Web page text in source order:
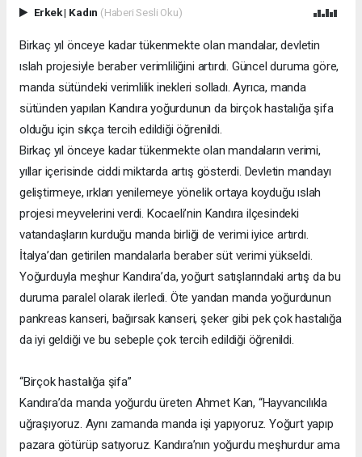
Erkek| Kadın (Haberi Sesli Oku)
Birkaç yıl önceye kadar tükenmekte olan mandalar, devletin
ıslah projesiyle beraber verimliliğini artırdı. Güncel duruma göre,
manda sütündeki verimlilik inekleri solladı. Ayrıca, manda
sütünden yapılan Kandıra yoğurdunun da birçok hastalığa şifa
olduğu için sıkça tercih edildiği öğrenildi.
Birkaç yıl önceye kadar tükenmekte olan mandaların verimi,
yıllar içerisinde ciddi miktarda artış gösterdi. Devletin mandayı
geliştirmeye, ırkları yenilemeye yönelik ortaya koyduğu ıslah
projesi meyvelerini verdi. Kocaeli’nin Kandıra ilçesindeki
vatandaşların kurduğu manda birliği de verimi iyice artırdı.
İtalya’dan getirilen mandalarla beraber süt verimi yükseldi.
Yoğurduyla meşhur Kandıra’da, yoğurt satışlarındaki artış da bu
duruma paralel olarak ilerledi. Öte yandan manda yoğurdunun
pankreas kanseri, bağırsak kanseri, şeker gibi pek çok hastalığa
da iyi geldiği ve bu sebeple çok tercih edildiği öğrenildi.
“Birçok hastalığa şifa”
Kandıra’da manda yoğurdu üreten Ahmet Kan, “Hayvancılıkla
uğraşıyoruz. Aynı zamanda manda işi yapıyoruz. Yoğurt yapıp
pazara götürüp satıyoruz. Kandıra’nın yoğurdu meşhurdur ama